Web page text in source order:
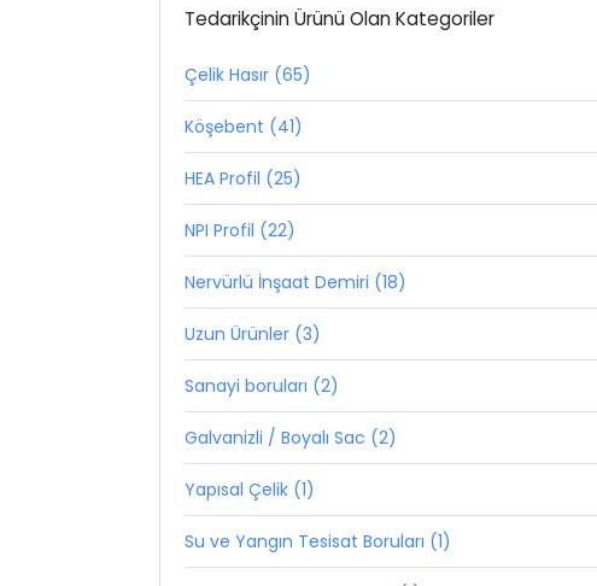
Tedarikçinin Ürünü Olan Kategoriler
Çelik Hasır (65)
Köşebent (41)
HEA Profil (25)
NPI Profil (22)
Nervürlü İnşaat Demiri (18)
Uzun Ürünler (3)
Sanayi boruları (2)
Galvanizli / Boyalı Sac (2)
Yapısal Çelik (1)
Su ve Yangın Tesisat Boruları (1)